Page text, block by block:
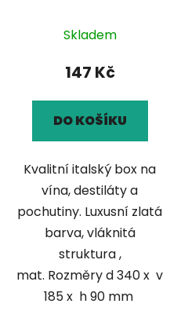
Skladem
147 Kč
DO KOŠÍKU
Kvalitní italský box na
vína, destiláty a
pochutiny. Luxusní zlatá
barva, vláknitá
struktura ,
mat. Rozměry d 340 x v
185 x h 90 mm